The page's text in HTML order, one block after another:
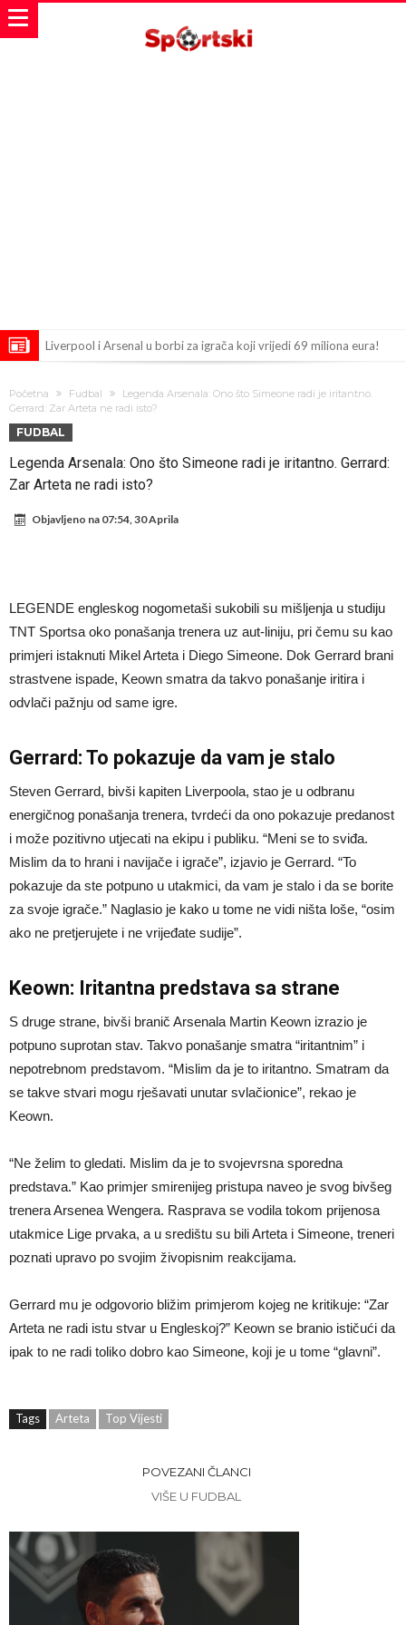
Liverpool i Arsenal u borbi za igrača koji vrijedi 69 miliona eura!
napokon poznat
Engleski reprezentativac optužen za napad u noćnom klubu
Suđenje o smrti Maradone: Noge su mu bile natečene, nije se htio
oprati
Ko je uvjerio Rodrija da izabere Barcelonu?
Atletico prati situaciju.
Početna Fudbal
Legenda Arsenala: Ono što Simeone radi je iritantno.
Gerrard: Zar Arteta ne radi isto?
FUDBAL
Legenda Arsenala: Ono što Simeone radi je iritantno. Gerrard:
Zar Arteta ne radi isto?
Objavljeno na 07:54, 30 Aprila
LEGENDE engleskog nogometaši sukobili su mišljenja u studiju
TNT Sportsa oko ponašanja trenera uz aut-liniju, pri čemu su kao
primjeri istaknuti Mikel Arteta i Diego Simeone. Dok Gerrard brani
strastvene ispade, Keown smatra da takvo ponašanje iritira i
odvlači pažnju od same igre.
Gerrard: To pokazuje da vam je stalo
Steven Gerrard, bivši kapiten Liverpoola, stao je u odbranu
energičnog ponašanja trenera, tvrdeći da ono pokazuje predanost
i može pozitivno utjecati na ekipu i publiku. “Meni se to sviđa.
Mislim da to hrani i navijače i igrače”, izjavio je Gerrard. “To
pokazuje da ste potpuno u utakmici, da vam je stalo i da se borite
za svoje igrače.” Naglasio je kako u tome ne vidi ništa loše, “osim
ako ne pretjerujete i ne vrijeđate sudije”.
Keown: Iritantna predstava sa strane
S druge strane, bivši branič Arsenala Martin Keown izrazio je
potpuno suprotan stav. Takvo ponašanje smatra “iritantnim” i
nepotrebnom predstavom. “Mislim da je to iritantno. Smatram da
se takve stvari mogu rješavati unutar svlačionice”, rekao je
Keown.
“Ne želim to gledati. Mislim da je to svojevrsna sporedna
predstava.” Kao primjer smirenijeg pristupa naveo je svog bivšeg
trenera Arsenea Wengera. Rasprava se vodila tokom prijenosa
utakmice Lige prvaka, a u središtu su bili Arteta i Simeone, treneri
poznati upravo po svojim živopisnim reakcijama.
Gerrard mu je odgovorio bližim primjerom kojeg ne kritikuje: “Zar
Arteta ne radi istu stvar u Engleskoj?” Keown se branio ističući da
ipak to ne radi toliko dobro kao Simeone, koji je u tome “glavni”.
Tags Arteta Top Vijesti
POVEZANI ČLANCI
VIŠE U FUDBAL